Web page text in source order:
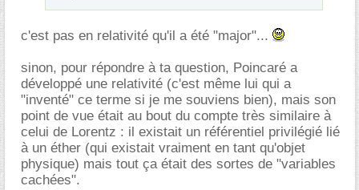
c'est pas en relativité qu'il a été "major"...
sinon, pour répondre à ta question, Poincaré a
développé une relativité (c'est même lui qui a
"inventé" ce terme si je me souviens bien), mais son
point de vue était au bout du compte très similaire à
celui de Lorentz : il existait un référentiel privilégié lié
à un éther (qui existait vraiment en tant qu'objet
physique) mais tout ça était des sortes de "variables
cachées".